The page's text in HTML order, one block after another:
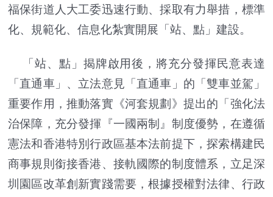
福保街道人大工委迅速行動、採取有力舉措，標準
化、規範化、信息化紮實開展「站、點」建設。
「站、點」揭牌啟用後，將充分發揮民意表達
「直通車」、立法意見「直通車」的「雙車並駕」
重要作用，推動落實《河套規劃》提出的「強化法
治保障，充分發揮『一國兩制』制度優勢，在遵循
憲法和香港特別行政區基本法前提下，探索構建民
商事規則銜接香港、接軌國際的制度體系，立足深
圳園區改革創新實踐需要，根據授權對法律、行政